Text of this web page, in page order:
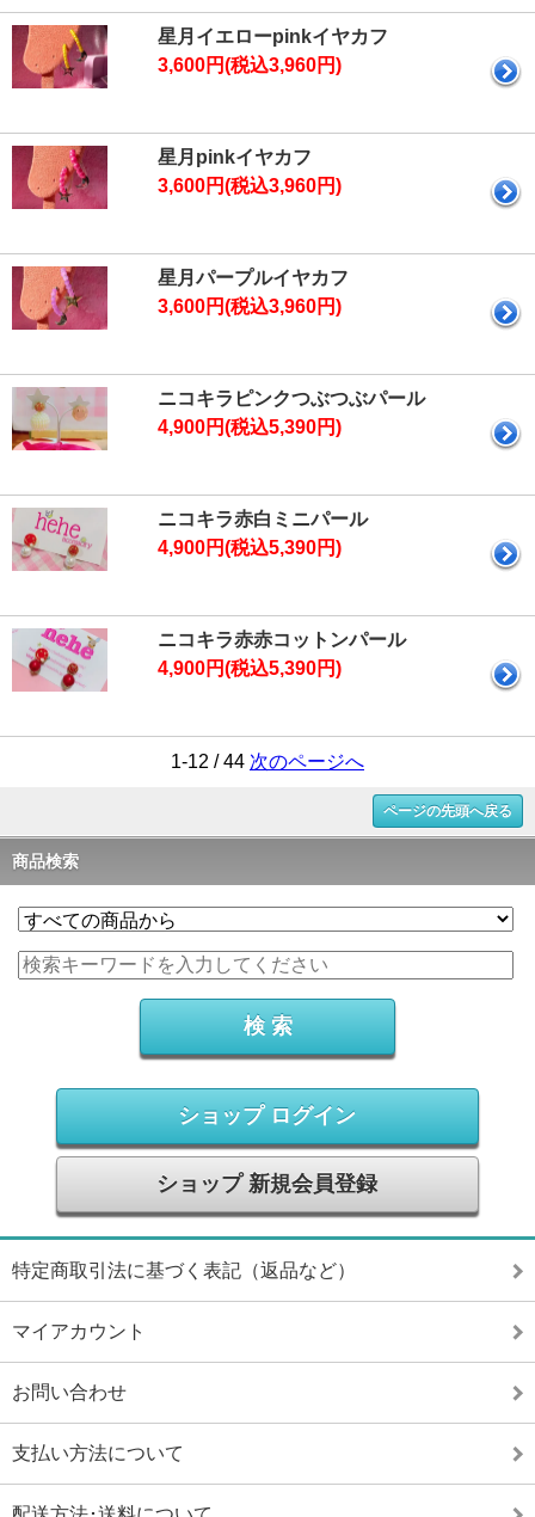
星月イエローpinkイヤカフ
3,600円(税込3,960円)
星月pinkイヤカフ
3,600円(税込3,960円)
星月パープルイヤカフ
3,600円(税込3,960円)
ニコキラピンクつぶつぶパール
4,900円(税込5,390円)
ニコキラ赤白ミニパール
4,900円(税込5,390円)
ニコキラ赤赤コットンパール
4,900円(税込5,390円)
1-12 / 44 次のページへ
ページの先頭へ戻る
商品検索
ショップ ログイン
ショップ 新規会員登録
特定商取引法に基づく表記（返品など）
マイアカウント
お問い合わせ
支払い方法について